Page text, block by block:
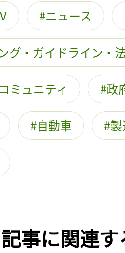
ニュース
グ・ガイドライン・
ミュニティ 政
自動車
事に関連